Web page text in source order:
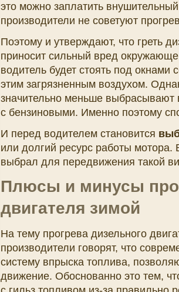
это можно заплатить
производители не советуют
Поэтому и утверждают, что греть
приносит сильный вред
водитель будет стоять под
этим загрязненным воздухом.
значительно меньше
с бензиновыми. Именно поэтому
И перед водителем становится
или долгий ресурс работы
выбрал для передвижения такой
Плюсы и минусы
двигателя зимой
На тему прогрева дизельного
производители говорят, что
систему впрыска топлива,
движение. Обоснованно это тем,